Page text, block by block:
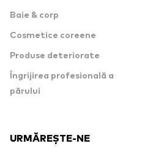
Baie & corp
Cosmetice coreene
Produse deteriorate
Îngrijirea profesională a
părului
URMĂREȘTE-NE